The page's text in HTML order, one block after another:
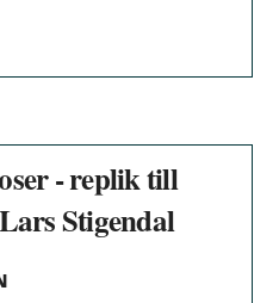
- replik till
Stigendal